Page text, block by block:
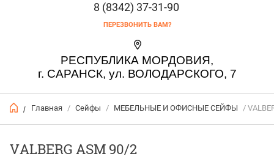
8 (8342) 37-31-90
ПЕРЕЗВОНИТЬ ВАМ?
РЕСПУБЛИКА МОРДОВИЯ,
г. САРАНСК, ул. ВОЛОДАРСКОГО, 7
/ Главная / Сейфы / МЕБЕЛЬНЫЕ И ОФИСНЫЕ СЕЙФЫ /
VALBERG ASM 90/2